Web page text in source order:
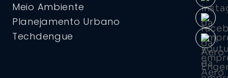
Meio Ambiente
Planejamento Urbano
Techdengue